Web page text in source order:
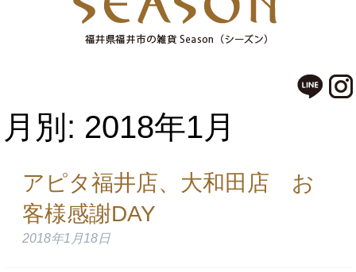
月別: 2018年1月
アピタ福井店、大和田店 お
客様感謝DAY
2018年1月18日